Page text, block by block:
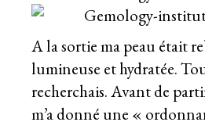
A la sortie ma peau était
lumineuse et hydratée.
recherchais. Avant de
m’a donné une «